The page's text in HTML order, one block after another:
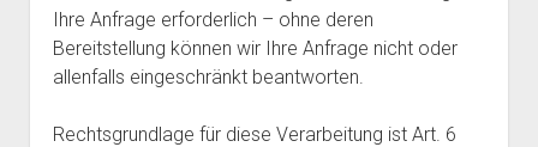
Ihre Anfrage erforderlich – ohne deren
Bereitstellung können wir Ihre Anfrage nicht oder
allenfalls eingeschränkt beantworten.
Rechtsgrundlage für diese Verarbeitung ist Art. 6